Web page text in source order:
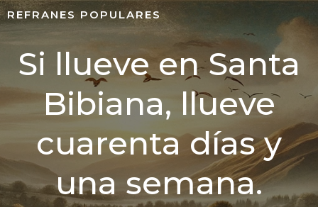
REFRANES POPULARES
Si llueve en Santa
Bibiana, llueve
cuarenta días y
una semana.